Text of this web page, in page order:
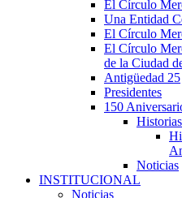
El Círculo
Una Entidad
El Círculo
El Círculo
de la Ciudad
Antigüedad 25
Presidentes
150
Noticias
INSTITUCIONAL
Noticias